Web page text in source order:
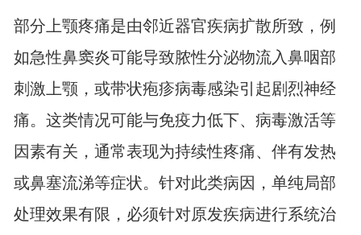
部分上颚疼痛是由邻近器官疾病扩散所致，例
如急性鼻窦炎可能导致脓性分泌物流入鼻咽部
刺激上颚，或带状疱疹病毒感染引起剧烈神经
痛。这类情况可能与免疫力低下、病毒激活等
因素有关，通常表现为持续性疼痛、伴有发热
或鼻塞流涕等症状。针对此类病因，单纯局部
处理效果有限，必须针对原发疾病进行系统治